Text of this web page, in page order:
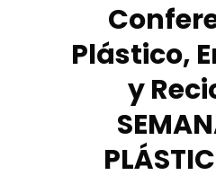
Plástico,
y